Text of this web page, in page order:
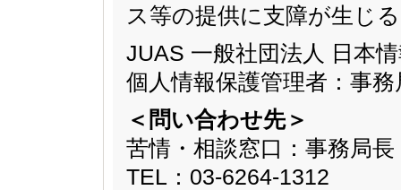
ス等の提供に支障が生じ
JUAS 一般社団法人 日本
個人情報保護管理者：事
＜問い合わせ先＞
苦情・相談窓口：事務
TEL：03-6264-1312